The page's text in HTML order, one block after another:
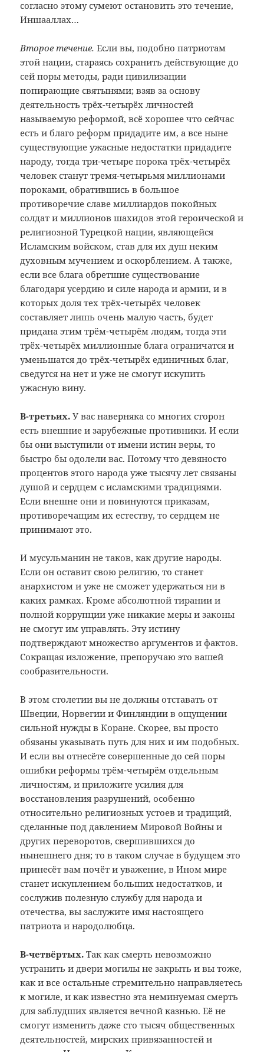
согласно этому сумеют остановить это течение,
Иншааллах…
Второе течение. Если вы, подобно патриотам
этой нации, стараясь сохранить действующие до
сей поры методы, ради цивилизации
попирающие святынями; взяв за основу
деятельность трёх-четырёх личностей
называемую реформой, всё хорошее что сейчас
есть и благо реформ придадите им, а все ныне
существующие ужасные недостатки придадите
народу, тогда три-четыре порока трёх-четырёх
человек станут тремя-четырьмя миллионами
пороками, обратившись в большое
противоречие славе миллиардов покойных
солдат и миллионов шахидов этой героической и
религиозной Турецкой нации, являющейся
Исламским войском, став для их душ неким
духовным мучением и оскорблением. А также,
если все блага обретшие существование
благодаря усердию и силе народа и армии, и в
которых доля тех трёх-четырёх человек
составляет лишь очень малую часть, будет
придана этим трём-четырём людям, тогда эти
трёх-четырёх миллионные блага ограничатся и
уменьшатся до трёх-четырёх единичных благ,
сведутся на нет и уже не смогут искупить
ужасную вину.
В-третьих. У вас наверняка со многих сторон
есть внешние и зарубежные противники. И если
бы они выступили от имени истин веры, то
быстро бы одолели вас. Потому что девяносто
процентов этого народа уже тысячу лет связаны
душой и сердцем с исламскими традициями.
Если внешне они и повинуются приказам,
противоречащим их естеству, то сердцем не
принимают это.
И мусульманин не таков, как другие народы.
Если он оставит свою религию, то станет
анархистом и уже не сможет удержаться ни в
каких рамках. Кроме абсолютной тирании и
полной коррупции уже никакие меры и законы
не смогут им управлять. Эту истину
подтверждают множество аргументов и фактов.
Сокращая изложение, препоручаю это вашей
сообразительности.
В этом столетии вы не должны отставать от
Швеции, Норвегии и Финляндии в ощущении
сильной нужды в Коране. Скорее, вы просто
обязаны указывать путь для них и им подобных.
И если вы отнесёте совершенные до сей поры
ошибки реформы трём-четырём отдельным
личностям, и приложите усилия для
восстановления разрушений, особенно
относительно религиозных устоев и традиций,
сделанные под давлением Мировой Войны и
других переворотов, свершившихся до
нынешнего дня; то в таком случае в будущем это
принесёт вам почёт и уважение, в Ином мире
станет искуплением больших недостатков, и
сослужив полезную службу для народа и
отечества, вы заслужите имя настоящего
патриота и народолюбца.
В-четвёртых. Так как смерть невозможно
устранить и двери могилы не закрыть и вы тоже,
как и все остальные стремительно направляетесь
к могиле, и как известно эта неминуемая смерть
для заблудших является вечной казнью. Её не
смогут изменить даже сто тысяч общественных
деятельностей, мирских привязанностей и